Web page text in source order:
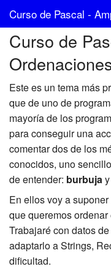
Curso de Pascal -
Índice
Anterior
Posterior
NachoCabanes.com
Curso de
Este es un tema más
que de uno de
mayoría de los
para conseguir una
comentar dos de los
conocidos, uno
de entender: burbujay
En ellos voy a
que queremos
Trabajaré con datos
adaptarlo a Strings,
dificultad.